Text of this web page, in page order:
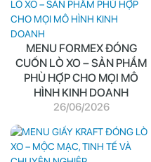
MENU FORMEX ĐÓNG
CUỐN LÒ XO – SẢN PHẨM
PHÙ HỢP CHO MỌI MÔ
HÌNH KINH DOANH
26/06/2026